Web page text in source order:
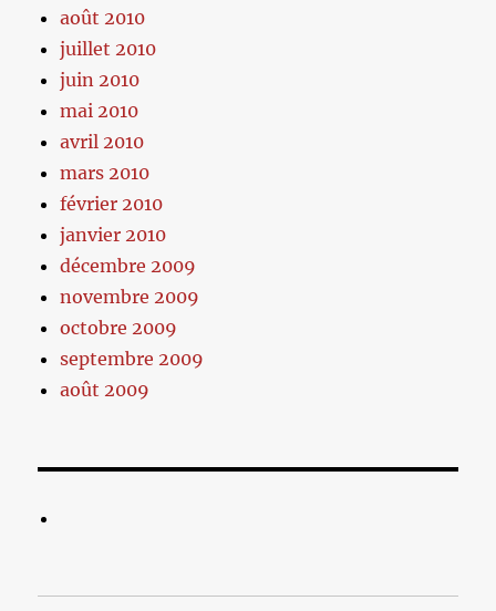
août 2010
juillet 2010
juin 2010
mai 2010
avril 2010
mars 2010
février 2010
janvier 2010
décembre 2009
novembre 2009
octobre 2009
septembre 2009
août 2009